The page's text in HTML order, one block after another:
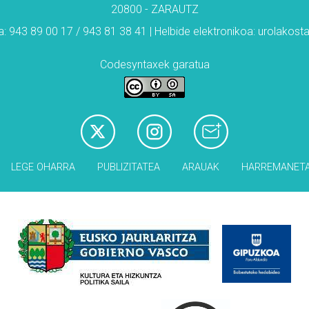
20800 - ZARAUTZ
943 89 00 17 / 943 81 38 41 | Helbide elektronikoa:
Codesyntaxek garatua
LEGE OHARRA PUBLIZITATEA ARAUAK